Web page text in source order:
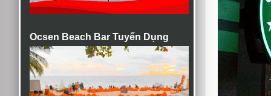
Ocsen Beach Bar Tuyển Dụng